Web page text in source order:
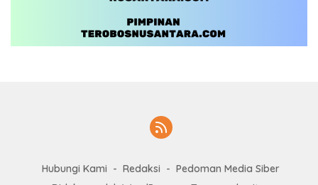
Hubungi Kami Redaksi
Pedoman Media Siber